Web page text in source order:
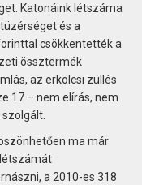
Katonáink létszáma
és a
csökkentették a
össztermék
az erkölcsi züllés
17 – nem elírás, nem
ma már
a 2010-es 318